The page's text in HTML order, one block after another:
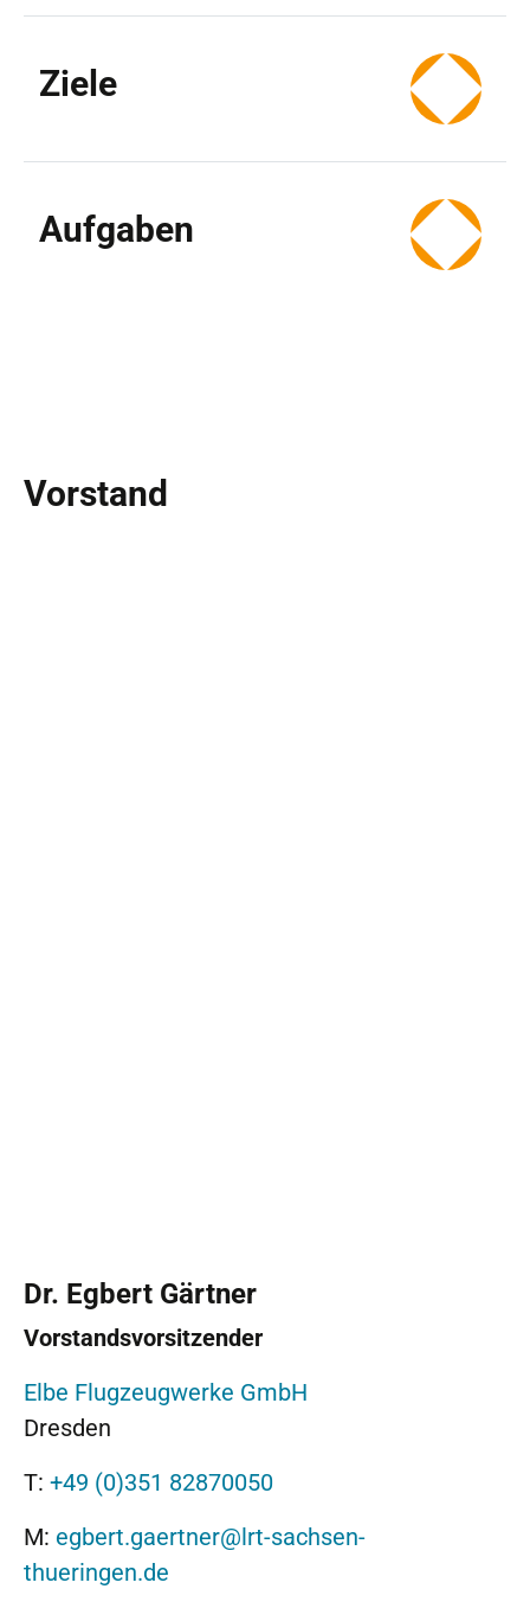
Ziele
Aufgaben
Vorstand
Dr. Egbert Gärtner
Vorstandsvorsitzender
Elbe Flugzeugwerke GmbH
Dresden
T: +49 (0)351 82870050
M: egbert.gaertner@lrt-sachsen-
thueringen.de